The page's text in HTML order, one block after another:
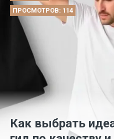
ПРОСМОТРОВ: 114
Как выбрать